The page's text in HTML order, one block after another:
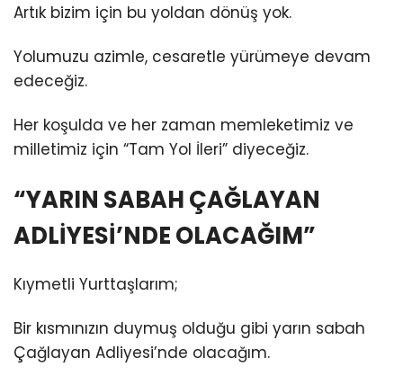
Artık bizim için bu yoldan dönüş yok.
Yolumuzu azimle, cesaretle yürümeye devam
edeceğiz.
Her koşulda ve her zaman memleketimiz ve
milletimiz için “Tam Yol İleri” diyeceğiz.
“YARIN SABAH ÇAĞLAYAN
ADLİYESİ’NDE OLACAĞIM”
Kıymetli Yurttaşlarım;
Bir kısmınızın duymuş olduğu gibi yarın sabah
Çağlayan Adliyesi’nde olacağım.